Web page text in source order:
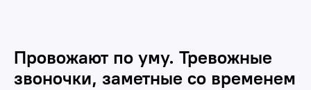
Провожают по уму. Тревожные
звоночки, заметные со временем